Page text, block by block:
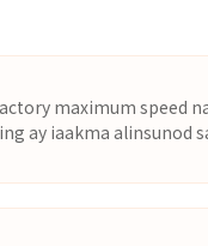
maximum speed
ay iaakma alinsunod